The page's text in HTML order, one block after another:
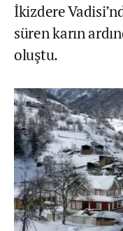
İkizdere
süren karın
oluştu.